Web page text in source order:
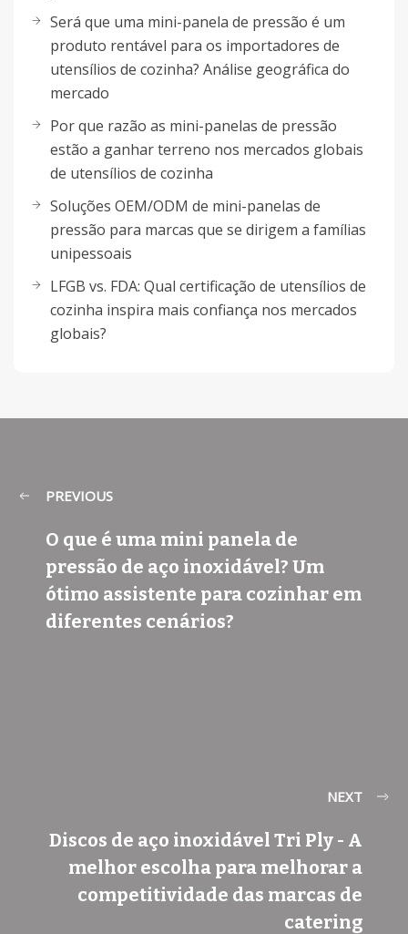
Será que uma mini-panela de pressão é um
produto rentável para os importadores de
utensílios de cozinha? Análise geográfica do
mercado
Por que razão as mini-panelas de pressão
estão a ganhar terreno nos mercados globais
de utensílios de cozinha
Soluções OEM/ODM de mini-panelas de
pressão para marcas que se dirigem a famílias
unipessoais
LFGB vs. FDA: Qual certificação de utensílios de
cozinha inspira mais confiança nos mercados
globais?
PREVIOUS
O que é uma mini panela de
pressão de aço inoxidável? Um
ótimo assistente para cozinhar em
diferentes cenários?
NEXT
Discos de aço inoxidável Tri Ply - A
melhor escolha para melhorar a
competitividade das marcas de
catering